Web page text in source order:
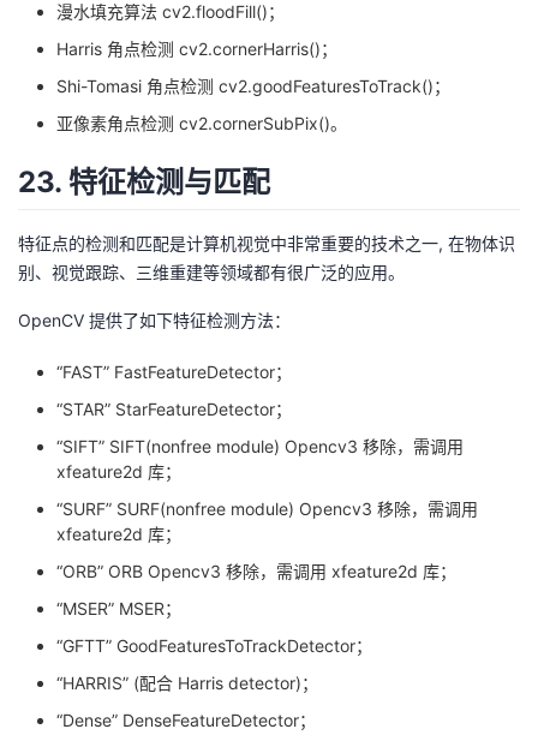
漫水填充算法 cv2.floodFill()；
Harris 角点检测 cv2.cornerHarris()；
Shi-Tomasi 角点检测 cv2.goodFeaturesToTrack()；
亚像素角点检测 cv2.cornerSubPix()。
23. 特征检测与匹配
特征点的检测和匹配是计算机视觉中非常重要的技术之一, 在物体识
别、视觉跟踪、三维重建等领域都有很广泛的应用。
OpenCV 提供了如下特征检测方法：
“FAST” FastFeatureDetector；
“STAR” StarFeatureDetector；
“SIFT” SIFT(nonfree module) Opencv3 移除，需调用
xfeature2d 库；
“SURF” SURF(nonfree module) Opencv3 移除，需调用
xfeature2d 库；
“ORB” ORB Opencv3 移除，需调用 xfeature2d 库；
“MSER” MSER；
“GFTT” GoodFeaturesToTrackDetector；
“HARRIS” (配合 Harris detector)；
“Dense” DenseFeatureDetector；